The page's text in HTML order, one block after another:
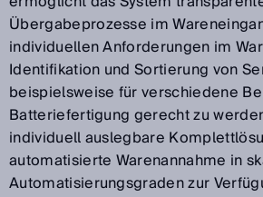
Übergabeprozesse im
individuellen Anforderungen im
Identifikation und Sortierung von
beispielsweise für verschiedene
Batteriefertigung gerecht zu
individuell auslegbare
automatisierte Warenannahme in
Automatisierungsgraden zur